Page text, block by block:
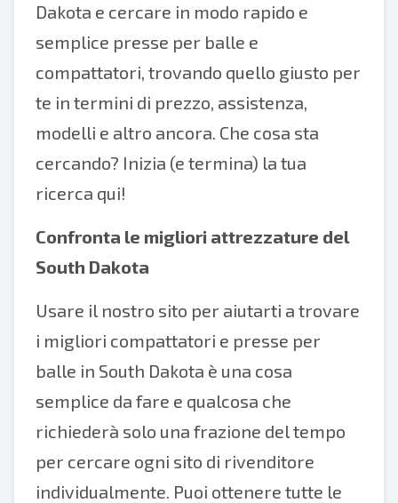
Dakota e cercare in modo rapido e
semplice presse per balle e
compattatori, trovando quello giusto per
te in termini di prezzo, assistenza,
modelli e altro ancora. Che cosa sta
cercando? Inizia (e termina) la tua
ricerca qui!
Confronta le migliori attrezzature del
South Dakota
Usare il nostro sito per aiutarti a trovare
i migliori compattatori e presse per
balle in South Dakota è una cosa
semplice da fare e qualcosa che
richiederà solo una frazione del tempo
per cercare ogni sito di rivenditore
individualmente. Puoi ottenere tutte le